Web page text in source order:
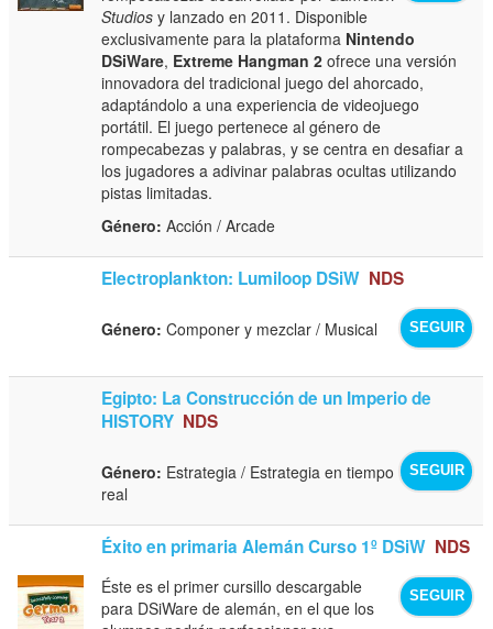
Studios y lanzado en 2011. Disponible
exclusivamente para la plataforma Nintendo
DSiWare, Extreme Hangman 2 ofrece una versión
innovadora del tradicional juego del ahorcado,
adaptándolo a una experiencia de videojuego
portátil. El juego pertenece al género de
rompecabezas y palabras, y se centra en desafiar a
los jugadores a adivinar palabras ocultas utilizando
pistas limitadas.
Género: Acción / Arcade
Electroplankton: Lumiloop DSiW NDS
SEGUIR
Género: Componer y mezclar / Musical
Egipto: La Construcción de un Imperio de
HISTORY NDS
SEGUIR
Género: Estrategia / Estrategia en tiempo
real
Éxito en primaria Alemán Curso 1º DSiW NDS
SEGUIR
Éste es el primer cursillo descargable
para DSiWare de alemán, en el que los